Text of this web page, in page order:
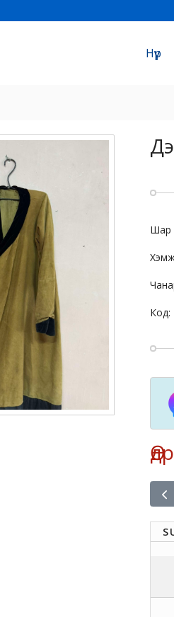
Нүүр
Шар
Код: